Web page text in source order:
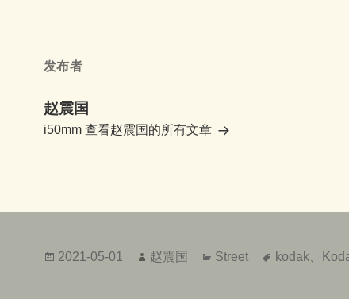
发布者
赵震国
i50mm 查看赵震国的所有文章
发
2021-05-01
作
赵震国
分
Street
标
kodak、